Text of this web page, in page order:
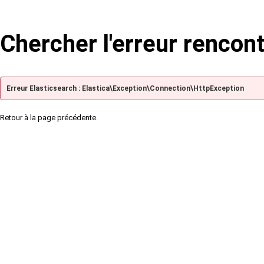
Chercher l'erreur
Erreur Elasticsearch : Elastica\Exception\Connection\HttpException
Retour à la page précédente.